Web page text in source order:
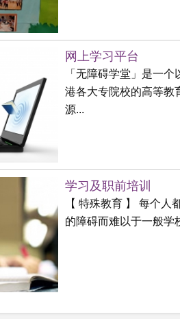
网上学习平台
「无障碍学堂」是一
港各大专院校的高等教
源...
学习及职前培训
【 特殊教育 】 每个
的障碍而难以于一般学